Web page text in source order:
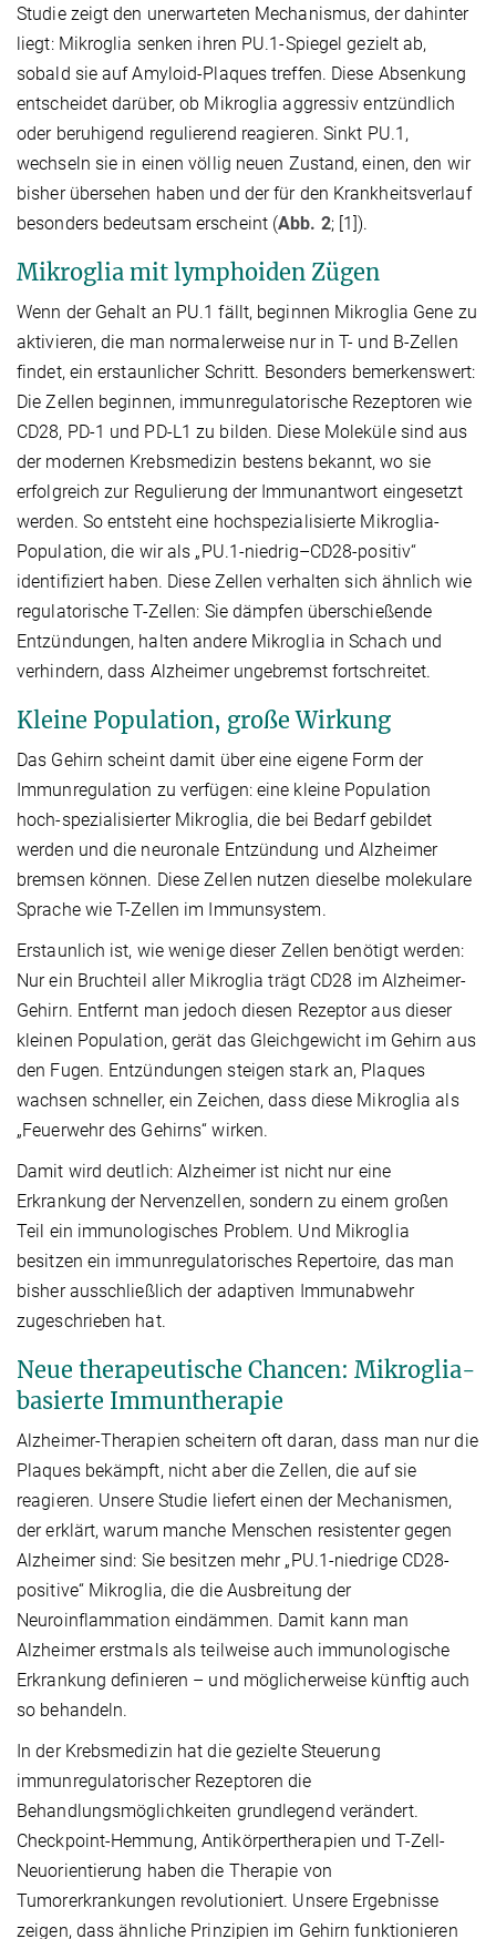
Studie zeigt den unerwarteten Mechanismus, der dahinter
liegt: Mikroglia senken ihren PU.1-Spiegel gezielt ab,
sobald sie auf Amyloid-Plaques treffen. Diese Absenkung
entscheidet darüber, ob Mikroglia aggressiv entzündlich
oder beruhigend regulierend reagieren. Sinkt PU.1,
wechseln sie in einen völlig neuen Zustand, einen, den wir
bisher übersehen haben und der für den Krankheitsverlauf
besonders bedeutsam erscheint (Abb. 2; [1]).
Mikroglia mit lymphoiden Zügen
Wenn der Gehalt an PU.1 fällt, beginnen Mikroglia Gene zu
aktivieren, die man normalerweise nur in T- und B-Zellen
findet, ein erstaunlicher Schritt. Besonders bemerkenswert:
Die Zellen beginnen, immunregulatorische Rezeptoren wie
CD28, PD-1 und PD-L1 zu bilden. Diese Moleküle sind aus
der modernen Krebsmedizin bestens bekannt, wo sie
erfolgreich zur Regulierung der Immunantwort eingesetzt
werden. So entsteht eine hochspezialisierte Mikroglia-
Population, die wir als „PU.1-niedrig–CD28-positiv“
identifiziert haben. Diese Zellen verhalten sich ähnlich wie
regulatorische T-Zellen: Sie dämpfen überschießende
Entzündungen, halten andere Mikroglia in Schach und
verhindern, dass Alzheimer ungebremst fortschreitet.
Kleine Population, große Wirkung
Das Gehirn scheint damit über eine eigene Form der
Immunregulation zu verfügen: eine kleine Population
hoch-spezialisierter Mikroglia, die bei Bedarf gebildet
werden und die neuronale Entzündung und Alzheimer
bremsen können. Diese Zellen nutzen dieselbe molekulare
Sprache wie T-Zellen im Immunsystem.
Erstaunlich ist, wie wenige dieser Zellen benötigt werden:
Nur ein Bruchteil aller Mikroglia trägt CD28 im Alzheimer-
Gehirn. Entfernt man jedoch diesen Rezeptor aus dieser
kleinen Population, gerät das Gleichgewicht im Gehirn aus
den Fugen. Entzündungen steigen stark an, Plaques
wachsen schneller, ein Zeichen, dass diese Mikroglia als
„Feuerwehr des Gehirns“ wirken.
Damit wird deutlich: Alzheimer ist nicht nur eine
Erkrankung der Nervenzellen, sondern zu einem großen
Teil ein immunologisches Problem. Und Mikroglia
besitzen ein immunregulatorisches Repertoire, das man
bisher ausschließlich der adaptiven Immunabwehr
zugeschrieben hat.
Neue therapeutische Chancen: Mikroglia-
basierte Immuntherapie
Alzheimer-Therapien scheitern oft daran, dass man nur die
Plaques bekämpft, nicht aber die Zellen, die auf sie
reagieren. Unsere Studie liefert einen der Mechanismen,
der erklärt, warum manche Menschen resistenter gegen
Alzheimer sind: Sie besitzen mehr „PU.1-niedrige CD28-
positive“ Mikroglia, die die Ausbreitung der
Neuroinflammation eindämmen. Damit kann man
Alzheimer erstmals als teilweise auch immunologische
Erkrankung definieren – und möglicherweise künftig auch
so behandeln.
In der Krebsmedizin hat die gezielte Steuerung
immunregulatorischer Rezeptoren die
Behandlungsmöglichkeiten grundlegend verändert.
Checkpoint-Hemmung, Antikörpertherapien und T-Zell-
Neuorientierung haben die Therapie von
Tumorerkrankungen revolutioniert. Unsere Ergebnisse
zeigen, dass ähnliche Prinzipien im Gehirn funktionieren